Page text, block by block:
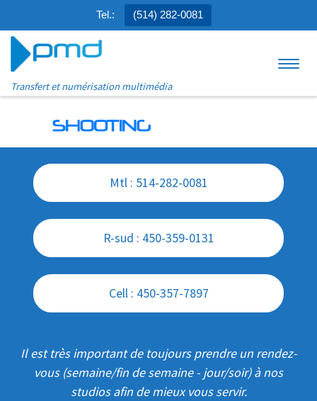
Tel.: (514) 282-0081
Transfert et numérisation multimédia
Mtl : 514-282-0081
R-sud : 450-359-0131
Cell : 450-357-7897
Il est très important de toujours prendre un rendez-
vous (semaine/fin de semaine - jour/soir) à nos
studios afin de mieux vous servir.